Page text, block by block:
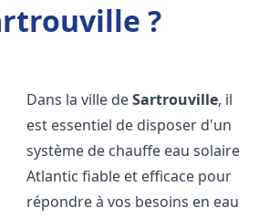
?
Dans la ville deSartrouville, il
est essentiel de disposer d'un
système de chauffe eau solaire
Atlantic fiable et efficace pour
répondre à vos besoins en eau